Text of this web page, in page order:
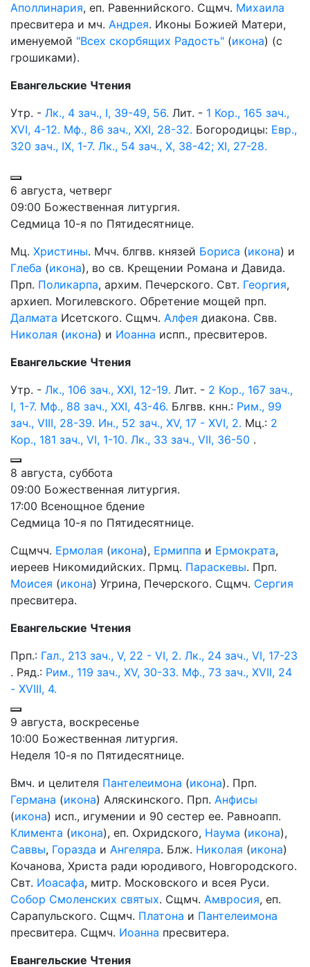
Аполлинария, еп. Равеннийского. Сщмч. Михаила
пресвитера и мч. Андрея. Иконы Божией Матери,
именуемой "Всех скорбящих Радость" (икона) (с
грошиками).
Евангельские Чтения
Утр. - Лк., 4 зач., I, 39-49, 56. Лит. - 1 Кор., 165 зач.,
XVI, 4-12. Мф., 86 зач., XXI, 28-32. Богородицы: Евр.,
320 зач., IX, 1-7. Лк., 54 зач., X, 38-42; XI, 27-28.
6 августа, четверг
09:00 Божественная литургия.
Седмица 10-я по Пятидесятнице.
Мц. Христины. Мчч. блгвв. князей Бориса (икона) и
Глеба (икона), во св. Крещении Романа и Давида.
Прп. Поликарпа, архим. Печерского. Свт. Георгия,
архиеп. Могилевского. Обретение мощей прп.
Далмата Исетского. Сщмч. Алфея диакона. Свв.
Николая (икона) и Иоанна испп., пресвитеров.
Евангельские Чтения
Утр. - Лк., 106 зач., XXI, 12-19. Лит. - 2 Кор., 167 зач.,
I, 1-7. Мф., 88 зач., XXI, 43-46. Блгвв. кнн.: Рим., 99
зач., VIII, 28-39. Ин., 52 зач., XV, 17 - XVI, 2. Мц.: 2
Кор., 181 зач., VI, 1-10. Лк., 33 зач., VII, 36-50 .
8 августа, суббота
09:00 Божественная литургия.
17:00 Всенощное бдение
Седмица 10-я по Пятидесятнице.
Сщмчч. Ермолая (икона), Ермиппа и Ермократа,
иереев Никомидийских. Прмц. Параскевы. Прп.
Моисея (икона) Угрина, Печерского. Сщмч. Сергия
пресвитера.
Евангельские Чтения
Прп.: Гал., 213 зач., V, 22 - VI, 2. Лк., 24 зач., VI, 17-23
. Ряд.: Рим., 119 зач., XV, 30-33. Мф., 73 зач., XVII, 24
- XVIII, 4.
9 августа, воскресенье
10:00 Божественная литургия.
Неделя 10-я по Пятидесятнице.
Вмч. и целителя Пантелеимона (икона). Прп.
Германа (икона) Аляскинского. Прп. Анфисы
(икона) исп., игумении и 90 сестер ее. Равноапп.
Климента (икона), еп. Охридского, Наума (икона),
Саввы, Горазда и Ангеляра. Блж. Николая (икона)
Кочанова, Христа ради юродивого, Новгородского.
Свт. Иоасафа, митр. Московского и всея Руси.
Собор Смоленских святых. Сщмч. Амвросия, еп.
Сарапульского. Сщмч. Платона и Пантелеимона
пресвитера. Сщмч. Иоанна пресвитера.
Евангельские Чтения